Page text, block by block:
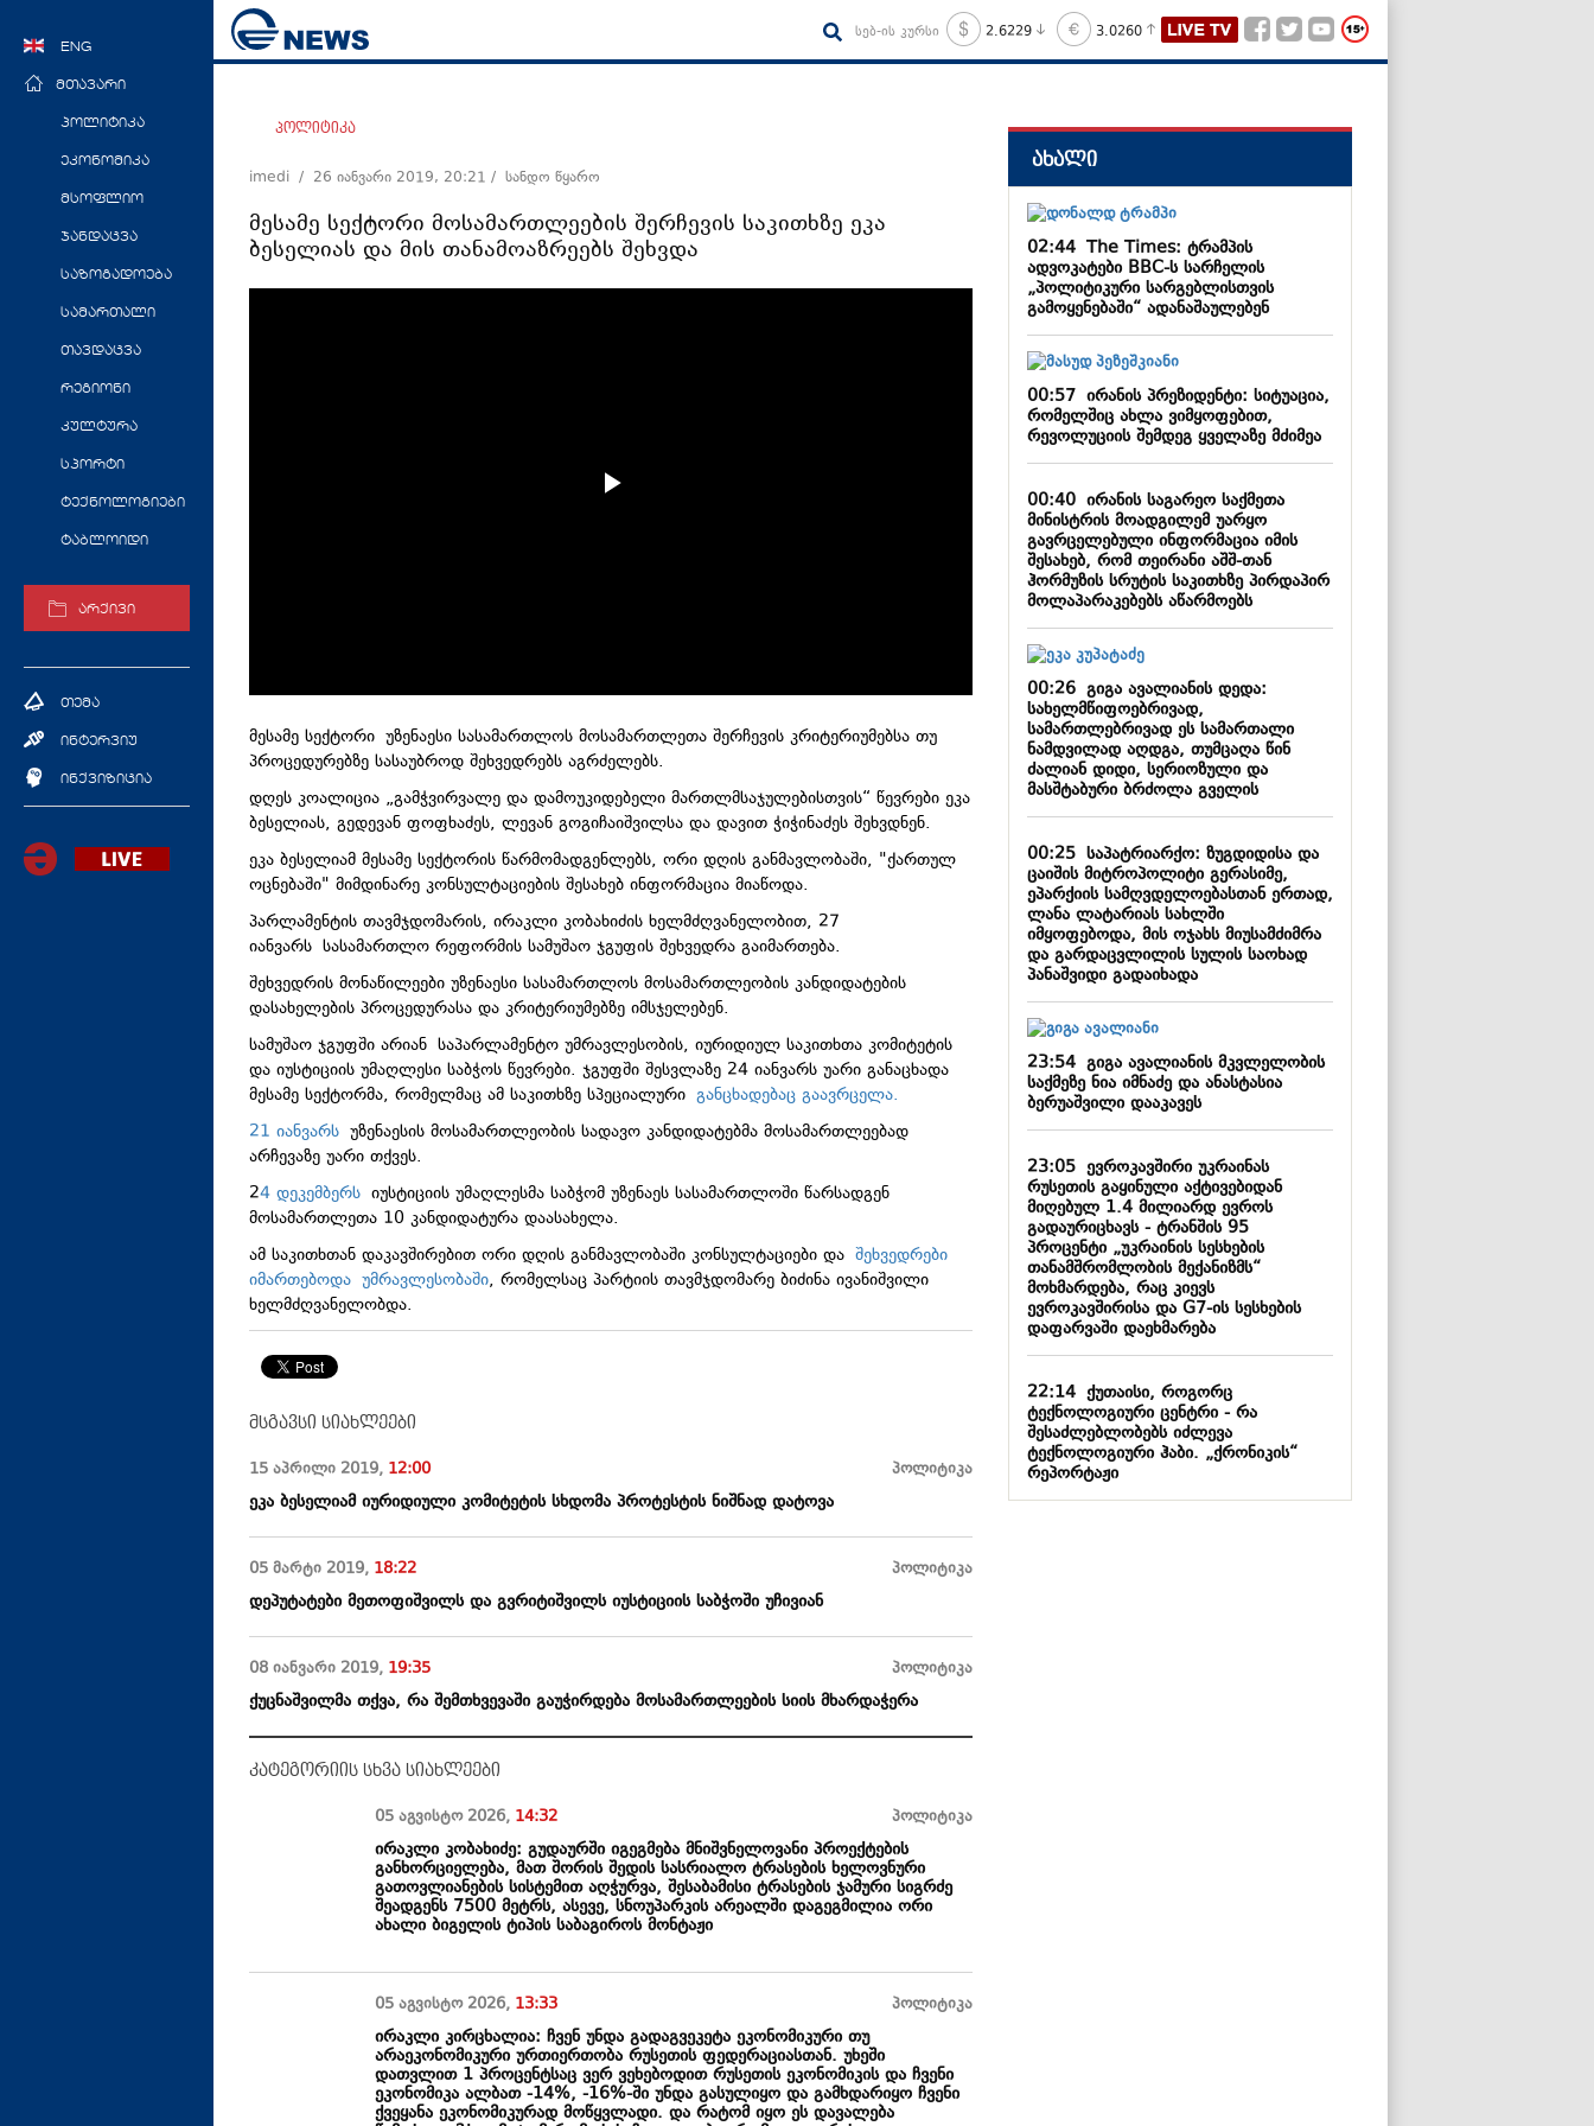
ENG
მთავარი
პოლიტიკა
ეკონომიკა
მსოფლიო
ჯანდაცვა
საზოგადოება
სამართალი
თავდაცვა
რეგიონი
კულტურა
სპორტი
ტექნოლოგიები
ტაბლოიდი
არქივი
თემა
ინტერვიუ
ინქვიზიცია
სებ-ის კურსი 2.6229 3.0260
პოლიტიკა
imedi / 26 იანვარი 2019, 20:21 / სანდო წყარო
მესამე სექტორი მოსამართლეების შერჩევის საკითხზე ეკა
ბესელიას და მის თანამოაზრეებს შეხვდა
მესამე სექტორი უზენაესი სასამართლოს მოსამართლეთა შერჩევის კრიტერიუმებსა თუ
პროცედურებზე სასაუბროდ შეხვედრებს აგრძელებს.
დღეს კოალიცია „გამჭვირვალე და დამოუკიდებელი მართლმსაჯულებისთვის“ წევრები ეკა
ბესელიას, გედევან ფოფხაძეს, ლევან გოგიჩაიშვილსა და დავით ჭიჭინაძეს შეხვდნენ.
ეკა ბესელიამ მესამე სექტორის წარმომადგენლებს, ორი დღის განმავლობაში, "ქართულ
ოცნებაში" მიმდინარე კონსულტაციების შესახებ ინფორმაცია მიაწოდა.
პარლამენტის თავმჯდომარის, ირაკლი კობახიძის ხელმძღვანელობით, 27
იანვარს სასამართლო რეფორმის სამუშაო ჯგუფის შეხვედრა გაიმართება.
შეხვედრის მონაწილეები უზენაესი სასამართლოს მოსამართლეობის კანდიდატების
დასახელების პროცედურასა და კრიტერიუმებზე იმსჯელებენ.
სამუშაო ჯგუფში არიან საპარლამენტო უმრავლესობის, იურიდიულ საკითხთა კომიტეტის
და იუსტიციის უმაღლესი საბჭოს წევრები. ჯგუფში შესვლაზე 24 იანვარს უარი განაცხადა
მესამე სექტორმა, რომელმაც ამ საკითხზე სპეციალური განცხადებაც გაავრცელა.
21 იანვარს უზენაესის მოსამართლეობის სადავო კანდიდატებმა მოსამართლეებად
არჩევაზე უარი თქვეს.
24 დეკემბერს იუსტიციის უმაღლესმა საბჭომ უზენაეს სასამართლოში წარსადგენ
მოსამართლეთა 10 კანდიდატურა დაასახელა.
ამ საკითხთან დაკავშირებით ორი დღის განმავლობაში კონსულტაციები და შეხვედრები
იმართებოდა უმრავლესობაში, რომელსაც პარტიის თავმჯდომარე ბიძინა ივანიშვილი
ხელმძღვანელობდა.
მსგავსი სიახლეები
15 აპრილი 2019, 12:00 პოლიტიკა
ეკა ბესელიამ იურიდიული კომიტეტის სხდომა პროტესტის ნიშნად დატოვა
05 მარტი 2019, 18:22 პოლიტიკა
დეპუტატები მეთოფიშვილს და გვრიტიშვილს იუსტიციის საბჭოში უჩივიან
08 იანვარი 2019, 19:35 პოლიტიკა
ქუცნაშვილმა თქვა, რა შემთხვევაში გაუჭირდება მოსამართლეების სიის მხარდაჭერა
კატეგორიის სხვა სიახლეები
05 აგვისტო 2026, 14:32 პოლიტიკა
ირაკლი კობახიძე: გუდაურში იგეგმება მნიშვნელოვანი პროექტების
განხორციელება, მათ შორის შედის სასრიალო ტრასების ხელოვნური
გათოვლიანების სისტემით აღჭურვა, შესაბამისი ტრასების ჯამური სიგრძე
შეადგენს 7500 მეტრს, ასევე, სნოუპარკის არეალში დაგეგმილია ორი
ახალი ბიგელის ტიპის საბაგიროს მონტაჟი
05 აგვისტო 2026, 13:33 პოლიტიკა
ირაკლი კირცხალია: ჩვენ უნდა გადაგვეკეტა ეკონომიკური თუ
არაეკონომიკური ურთიერთობა რუსეთის ფედერაციასთან. უხეში
დათვლით 1 პროცენტსაც ვერ ვეხებოდით რუსეთის ეკონომიკის და ჩვენი
ეკონომიკა ალბათ -14%, -16%-ში უნდა გასულიყო და გამხდარიყო ჩვენი
ქვეყანა ეკონომიკურად მოწყვლადი. და რატომ იყო ეს დავალება
ახალი
02:44The Times: ტრამპის
ადვოკატები BBC-ს სარჩელის
„პოლიტიკური სარგებლისთვის
გამოყენებაში“ ადანაშაულებენ
00:57ირანის პრეზიდენტი: სიტუაცია,
რომელშიც ახლა ვიმყოფებით,
რევოლუციის შემდეგ ყველაზე მძიმეა
00:40ირანის საგარეო საქმეთა
მინისტრის მოადგილემ უარყო
გავრცელებული ინფორმაცია იმის
შესახებ, რომ თეირანი აშშ-თან
ჰორმუზის სრუტის საკითხზე პირდაპირ
მოლაპარაკებებს აწარმოებს
00:26გიგა ავალიანის დედა:
სახელმწიფოებრივად,
სამართლებრივად ეს სამართალი
ნამდვილად აღდგა, თუმცაღა წინ
ძალიან დიდი, სერიოზული და
მასშტაბური ბრძოლა გველის
00:25საპატრიარქო: ზუგდიდისა და
ცაიშის მიტროპოლიტი გერასიმე,
ეპარქიის სამღვდელოებასთან ერთად,
ლანა ლატარიას სახლში
იმყოფებოდა, მის ოჯახს მიუსამძიმრა
და გარდაცვლილის სულის საოხად
პანაშვიდი გადაიხადა
23:54გიგა ავალიანის მკვლელობის
საქმეზე ნია იმნაძე და ანასტასია
ბერუაშვილი დააკავეს
23:05ევროკავშირი უკრაინას
რუსეთის გაყინული აქტივებიდან
მიღებულ 1.4 მილიარდ ევროს
გადაურიცხავს - ტრანშის 95
პროცენტი „უკრაინის სესხების
თანამშრომლობის მექანიზმს“
მოხმარდება, რაც კიევს
ევროკავშირისა და G7-ის სესხების
დაფარვაში დაეხმარება
22:14ქუთაისი, როგორც
ტექნოლოგიური ცენტრი - რა
შესაძლებლობებს იძლევა
ტექნოლოგიური ჰაბი. „ქრონიკის“
რეპორტაჟი